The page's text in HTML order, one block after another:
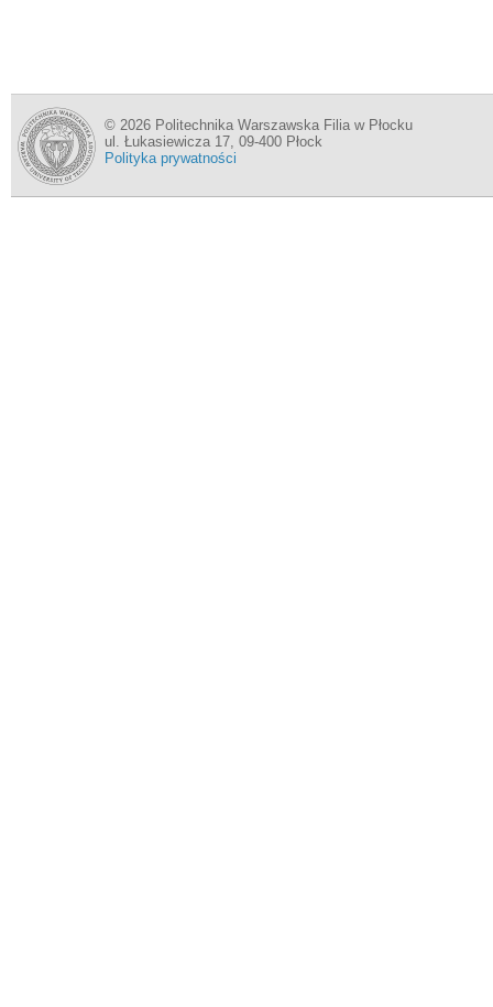
© 2026 Politechnika Warszawska Filia w Płocku
ul. Łukasiewicza 17, 09-400 Płock
Polityka prywatności